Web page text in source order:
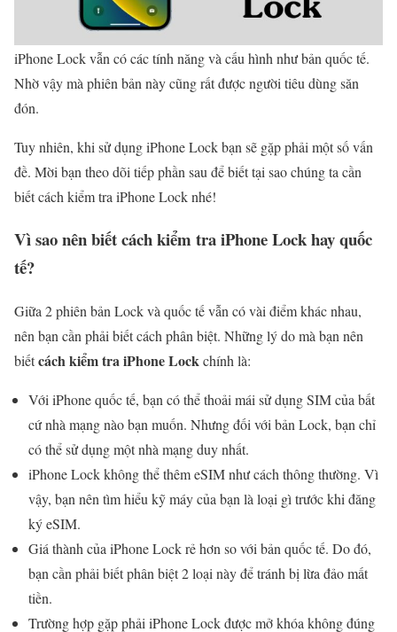
iPhone Lock vẫn có các tính năng và cấu hình như bản quốc tế.
Nhờ vậy mà phiên bản này cũng rất được người tiêu dùng săn
đón.
Tuy nhiên, khi sử dụng iPhone Lock bạn sẽ gặp phải một số vấn
đề. Mời bạn theo dõi tiếp phần sau để biết tại sao chúng ta cần
biết cách kiểm tra iPhone Lock nhé!
Vì sao nên biết cách kiểm tra iPhone Lock hay quốc
tế?
Giữa 2 phiên bản Lock và quốc tế vẫn có vài điểm khác nhau,
nên bạn cần phải biết cách phân biệt. Những lý do mà bạn nên
biếtcách kiểm tra iPhone Lockchính là:
Với iPhone quốc tế, bạn có thể thoải mái sử dụng SIM của bất
cứ nhà mạng nào bạn muốn. Nhưng đối với bản Lock, bạn chỉ
có thể sử dụng một nhà mạng duy nhất.
iPhone Lock không thể thêm eSIM như cách thông thường. Vì
vậy, bạn nên tìm hiểu kỹ máy của bạn là loại gì trước khi đăng
ký eSIM.
Giá thành của iPhone Lock rẻ hơn so với bản quốc tế. Do đó,
bạn cần phải biết phân biệt 2 loại này để tránh bị lừa đảo mất
tiền.
Trường hợp gặp phải iPhone Lock được mở khóa không đúng